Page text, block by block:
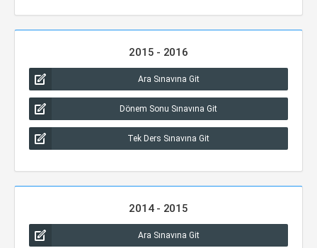
2015 - 2016
Ara Sınavına Git
Dönem Sonu Sınavına Git
Tek Ders Sınavına Git
2014 - 2015
Ara Sınavına Git